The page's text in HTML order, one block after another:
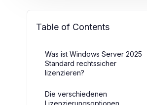
Table of Contents
Was ist Windows Server 2025
Standard rechtssicher
lizenzieren?
Die verschiedenen
Lizenzierungsoptionen